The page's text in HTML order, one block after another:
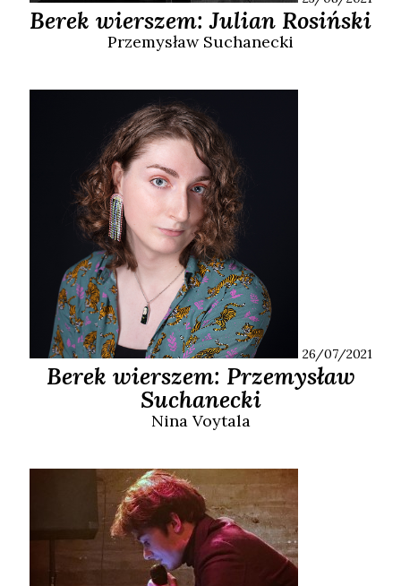
Berek wierszem: Julian Rosiński
PrzemysławSuchanecki
26/07/2021
Berek wierszem: Przemysław
Suchanecki
Nina Voytala